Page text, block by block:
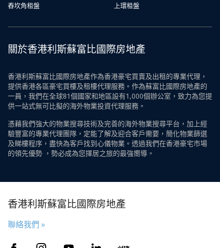
舂坎角租盤
上環租盤
關於香港利斯蘇富比國際房地產
香港利斯蘇富比國際房地產作為香港豪宅買賣及出租的專業代理，
提供香港各區豪宅買樓及租樓代理服務。作為蘇富比國際房地產的
一員，我們在全球81個國家和地區設有1,000個辦公室，致力為您提
供一站式無可比擬的海外物業投資代理服務。
憑藉我們強大的物業搜尋技術及完善的海外物業搜尋平台，加上經
驗豐富的專業代理團隊，定能了解及迎合客戶需要，簡化物業篩選
及睇樓程序，盡快為客戶找到心儀物業。透過我們在香港豪宅市場
的領先優勢 ，勢必成為您擇居之旅的最強嚮導。
香港利斯蘇富比國際房地產
聯絡我們 »